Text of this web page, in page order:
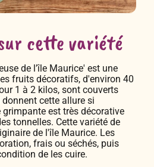
cette variété
de l’île Maurice' est une
fruits décoratifs, d'environ 40
1 à 2 kilos, sont couverts
cette allure si
est très décorative
tonnelles. Cette variété de
de l'île Maurice. Les
frais ou séchés, puis
de les cuire.